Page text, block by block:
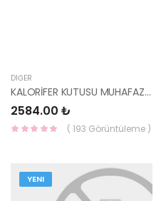
DIĞER
KALORİFER KUTUSU MUHAFAZASI BLUE 97135-1R000-HMC
2584.00 ₺
( 193 Görüntüleme )
YENI